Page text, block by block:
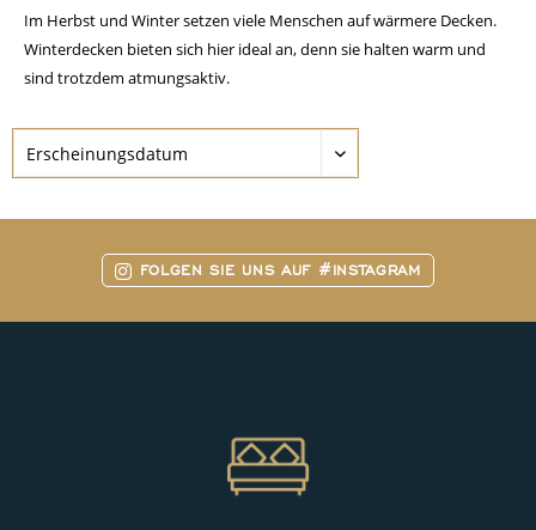
Im Herbst und Winter setzen viele Menschen auf wärmere Decken.
Winterdecken bieten sich hier ideal an, denn sie halten warm und
sind trotzdem atmungsaktiv.
FOLGEN SIE UNS AUF #INSTAGRAM